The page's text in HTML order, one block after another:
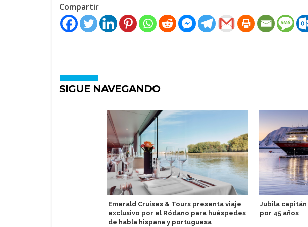
Compartir
SIGUE NAVEGANDO
Emerald Cruises & Tours presenta viaje
exclusivo por el Ródano para huéspedes
de habla hispana y portuguesa
Jubila
por 45 años